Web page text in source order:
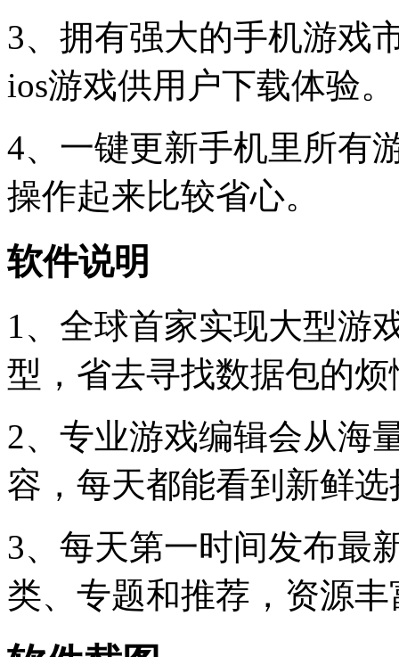
3、拥有强大的手机游戏
ios游戏供用户下载体验。
4、一键更新手机里所有
操作起来比较省心。
软件说明
1、全球首家实现大型游
型，省去寻找数据包的烦
2、专业游戏编辑会从海
容，每天都能看到新鲜选
3、每天第一时间发布最
类、专题和推荐，资源